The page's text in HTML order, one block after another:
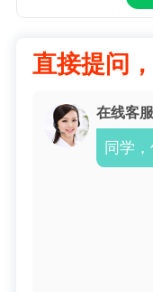
直接提问
在线客服
同学